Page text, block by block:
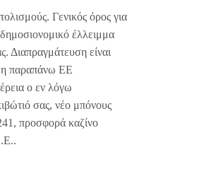
Γενικός όρος για
έλλειμμα
Διαπραγμάτευση είναι
η παραπάνω ΕΕ
ο εν λόγω
σας, νέο μπόνους
προσφορά καζίνο